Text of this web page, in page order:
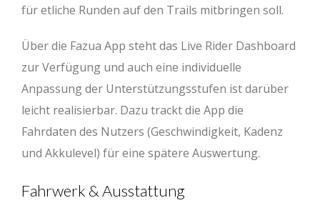
für etliche Runden auf den Trails mitbringen soll.
Über die Fazua App steht das Live Rider Dashboard
zur Verfügung und auch eine individuelle
Anpassung der Unterstützungsstufen ist darüber
leicht realisierbar. Dazu trackt die App die
Fahrdaten des Nutzers (Geschwindigkeit, Kadenz
und Akkulevel) für eine spätere Auswertung.
Fahrwerk & Ausstattung